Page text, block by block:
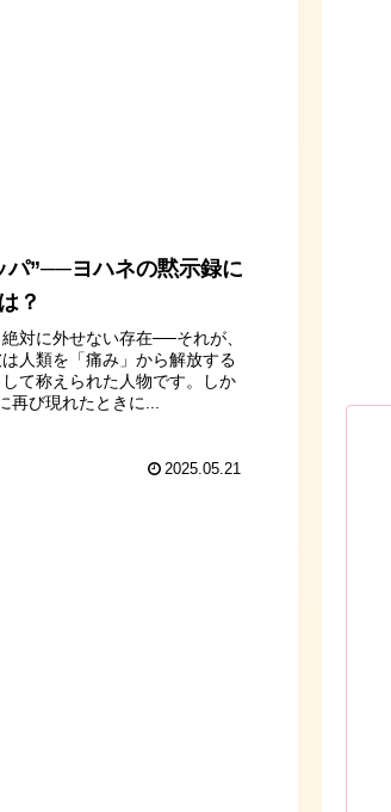
パ”──ヨハネの黙示録に
？
対に外せない存在──それが、
人類を「痛み」から解放する
て称えられた人物です。しか
再び現れたときに...
2025.05.21